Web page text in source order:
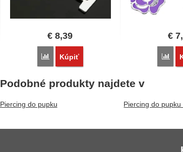
€ 8,39
Porovnať
Kúpiť
€
Podobné produkty najdete v
Piercing do pupku Piercing do